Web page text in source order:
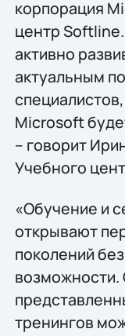
корпорация
центр
активно
актуальным
Microsoft
– говорит
Учебного
«Обучение и
открывают
поколений
тренингов